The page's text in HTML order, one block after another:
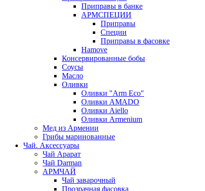
Приправы в банке
АРМСПЕЦИИ
Приправы
Специи
Приправы в фасовке
Hamove
Консервированные бобы
Соусы
Масло
Оливки
Оливки "Arm Eco"
Оливки AMADO
Оливки Aiello
Оливки Armenium
Мед из Армении
Грибы маринованные
Чай. Аксессуары
Чай Арарат
Чай Darman
АРМЧАЙ
Чай заварочный
Прозрачная фасовка